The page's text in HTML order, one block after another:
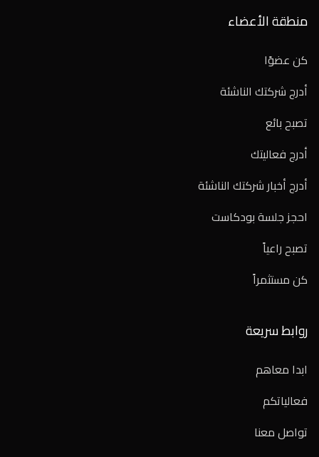
منطقة الأعضاء
كن عضوًا
أدرج شركتك الناشئة
تصبح بائع
أدرج فعاليتك
أدرج أخبار شركتك الناشئة
احجز جلسة بودكاست
تصبح راعياً
كن مستثمراً
روابط سريعة
ابدا معاهم
فعالياتكم
تواصل معنا